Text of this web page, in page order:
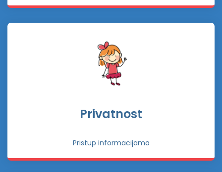
Privatnost
Pristup informacijama